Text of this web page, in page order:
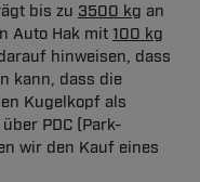
bis zu 3500 kg an
Auto Hak mit 100 kg
hinweisen, dass
kann, dass die
Kugelkopf als
PDC (Park-
wir den Kauf eines